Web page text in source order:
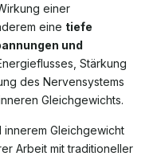
einer
eine tiefe
und
Stärkung
des Nervensystems
Gleichgewichts.
innerem Gleichgewicht
Arbeit mit traditioneller